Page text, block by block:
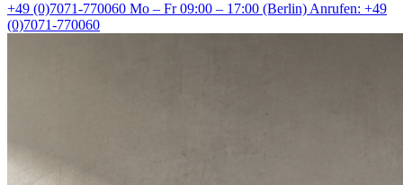
+49 (0)7071-770060 Mo – Fr 09:00 – 17:00 (Berlin)Anrufen: +49
(0)7071-770060